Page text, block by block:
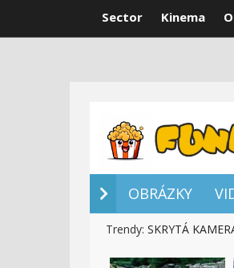
Sector Kinema
OBRÁZKY
Trendy: SKRYTÁ